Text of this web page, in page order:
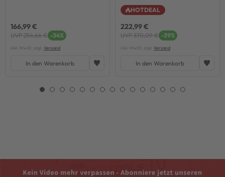
166,99 €
UVP 254,66 € -34%
inkl. MwSt. zzgl. Versand
In den Warenkorb
HOTDEAL
222,99 €
UVP 370,09 € -39%
inkl. MwSt. zzgl. Versand
In den Warenkorb